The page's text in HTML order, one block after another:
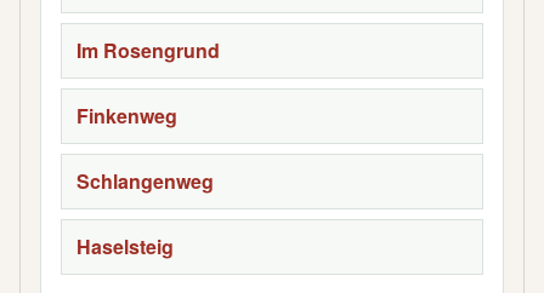
Im Rosengrund
Finkenweg
Schlangenweg
Haselsteig